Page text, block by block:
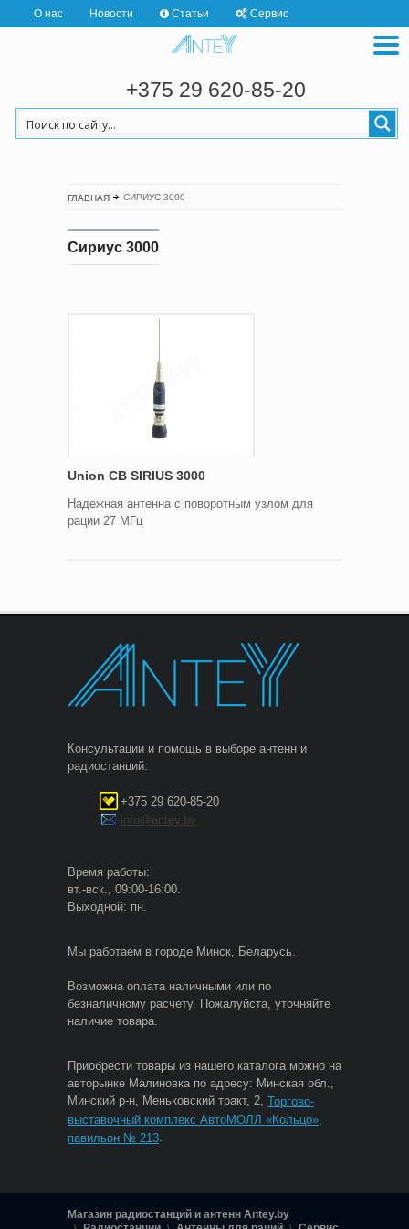
О нас Новости Статьи Сервис
+375 29 620-85-20
ГЛАВНАЯ СИРИУС 3000
Сириус 3000
Union CB SIRIUS 3000
Надежная антенна с поворотным узлом для
рации 27 МГц
Консультации и помощь в выборе антенн и
радиостанций:
+375 29 620-85-20
info@antey.by
Время работы:
вт.-вск., 09:00-16:00.
Выходной: пн.
Мы работаем в городе Минск, Беларусь.
Возможна оплата наличными или по
безналичному расчету. Пожалуйста, уточняйте
наличие товара.
Приобрести товары из нашего каталога можно на
авторынке Малиновка по адресу: Минская обл.,
Минский р-н, Меньковский тракт, 2, Торгово-
выставочный комплекс АвтоМОЛЛ «Кольцо»,
павильон № 213
Магазин радиостанций и антенн Antey.by